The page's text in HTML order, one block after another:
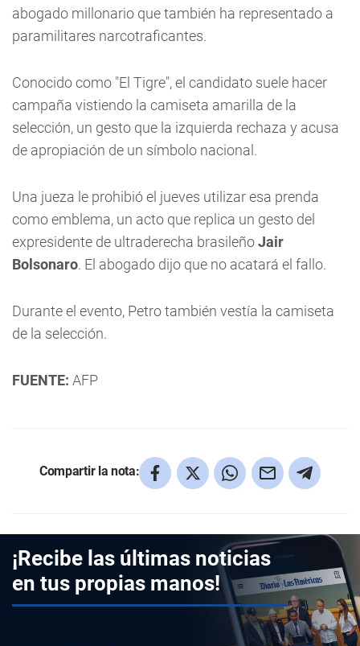
abogado millonario que también ha representado a
paramilitares narcotraficantes.
Conocido como "El Tigre", el candidato suele hacer
campaña vistiendo la camiseta amarilla de la
selección, un gesto que la izquierda rechaza y acusa
de apropiación de un símbolo nacional.
Una jueza le prohibió el jueves utilizar esa prenda
como emblema, un acto que replica un gesto del
expresidente de ultraderecha brasileñoJair
Bolsonaro. El abogado dijo que no acatará el fallo.
Durante el evento, Petro también vestía la camiseta
de la selección.
FUENTE: AFP
Compartir la nota:
¡Recibe las últimas noticias
en tus propias manos!